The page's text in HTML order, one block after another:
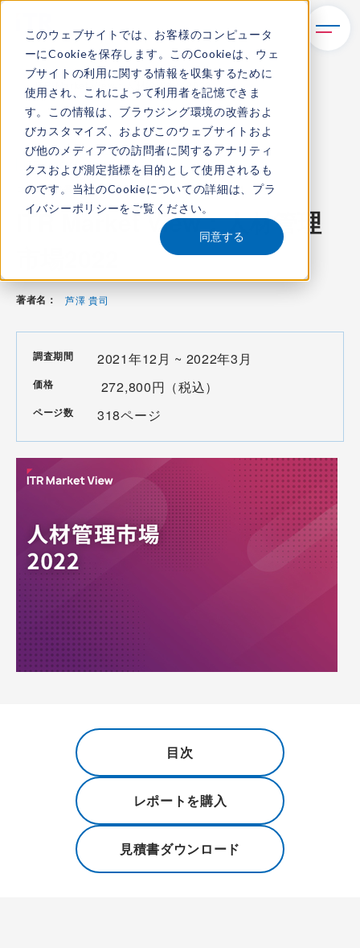
このウェブサイトでは、お客様のコンピュータ
ーにCookieを保存します。このCookieは、ウェ
ブサイトの利用に関する情報を収集するために
使用され、これによって利用者を記憶できま
す。この情報は、ブラウジング環境の改善およ
びカスタマイズ、およびこのウェブサイトおよ
び他のメディアでの訪問者に関するアナリティ
クスおよび測定指標を目的として使用されるも
のです。当社のCookieについての詳細は、 プラ
イバシーポリシーをご覧ください。
同意する
TOP
レポート・ライブラリ
ITR Market View：人材管理市場2022
ITR Market View
コンテンツ番号：M-22000900発刊日：2022年5月12日
ITR Market View：人材管理
著者名： 芦澤 貴司
調査期間 2021年12月 ~ 2022年3月
価格 272,800円（税込）
ページ数 318ページ
目次
レポートを購入
見積書ダウンロード